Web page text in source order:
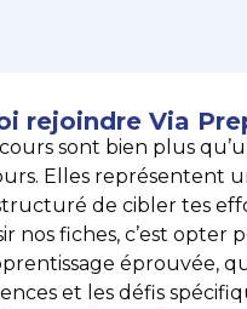
rejoindre Via
sont bien plus
Elles représentent
de cibler tes
nos fiches, c’est opter
éprouvée,
et les défis